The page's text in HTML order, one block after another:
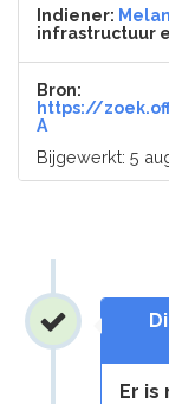
Indiener:
infrastructuur
Bron:
https://
A
Bijgewerkt: 5
Er is